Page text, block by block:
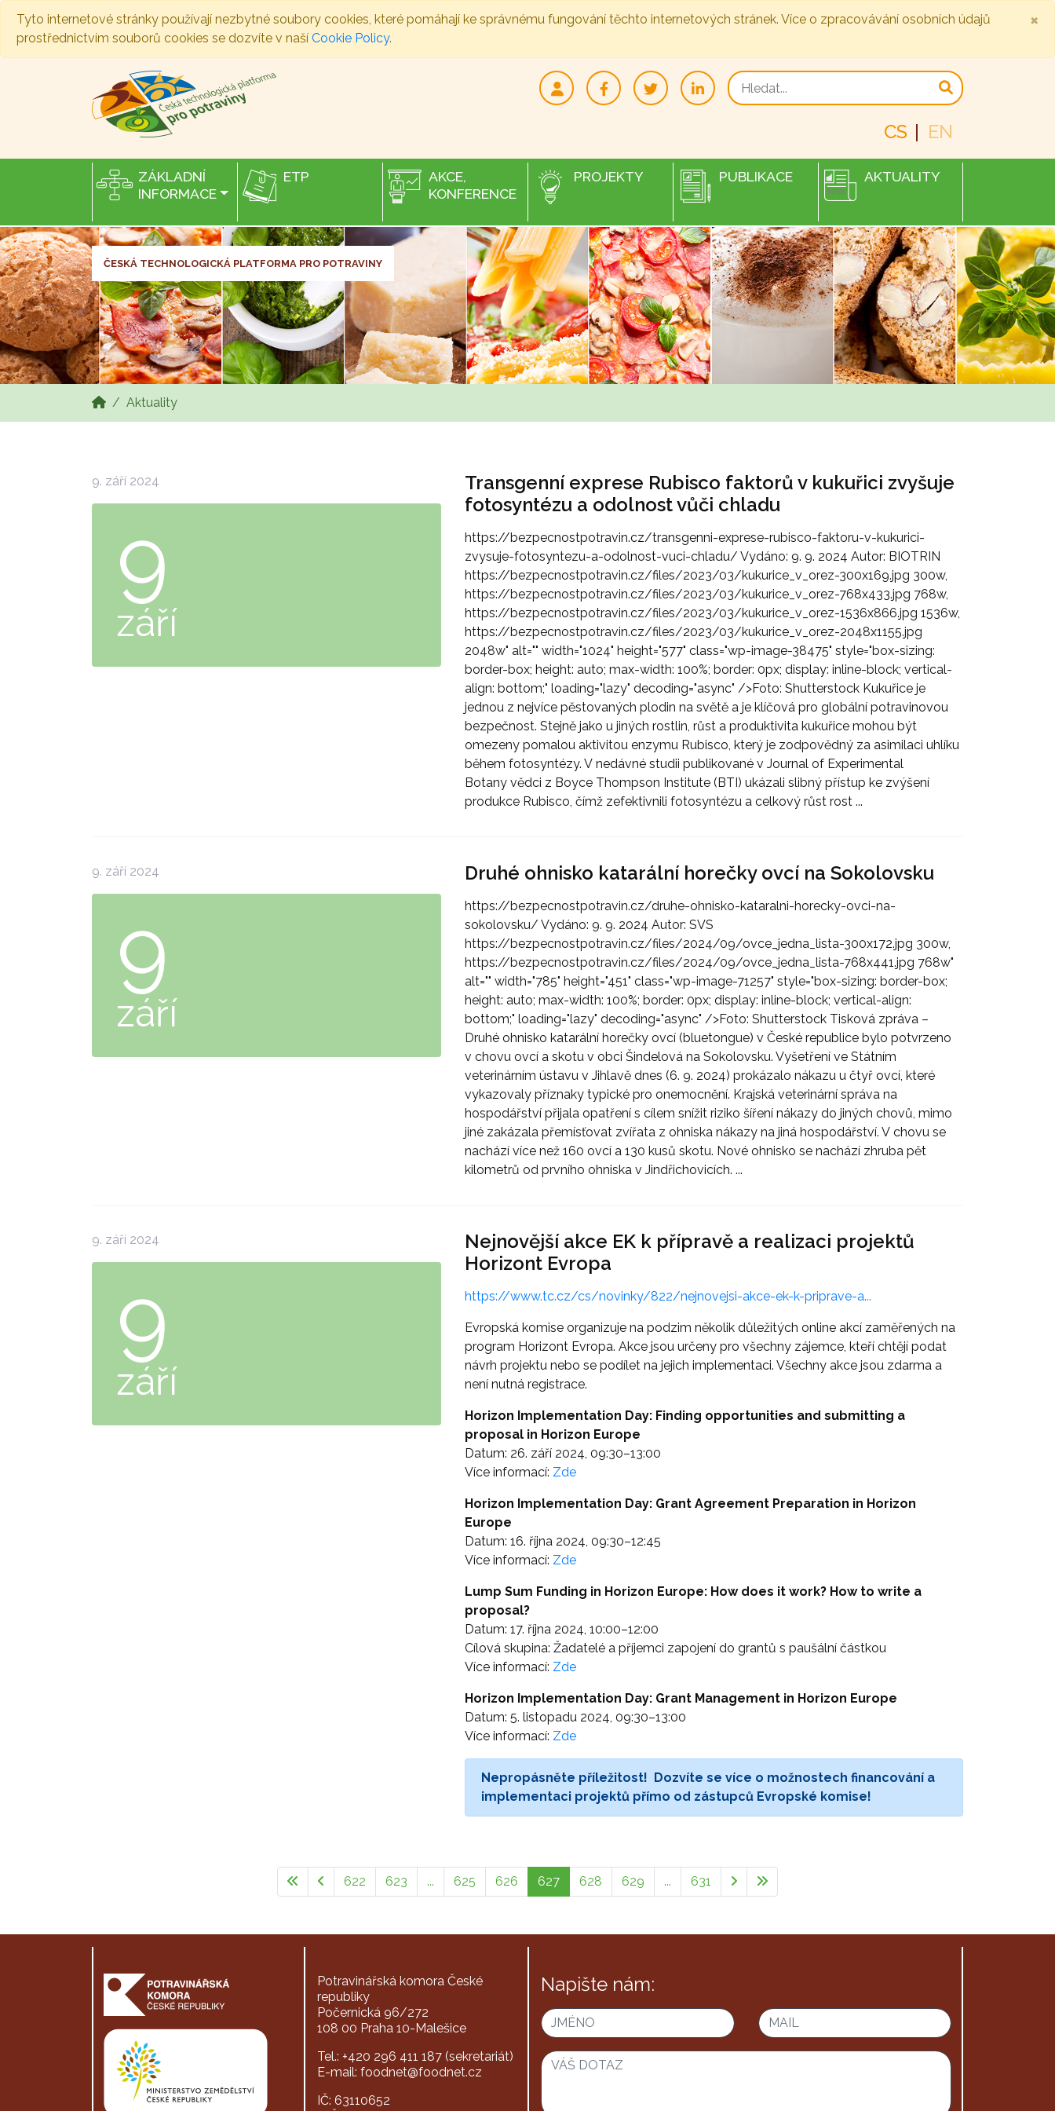
Tyto internetové stránky používají nezbytné soubory cookies, které pomáhají ke správnému fungování těchto internetových stránek. Více o zpracovávání osobních údajů
prostřednictvím souborů cookies se dozvíte v naší Cookie Policy.
×
CS EN
ZÁKLADNÍ
INFORMACE
ETP
AKCE,
KONFERENCE
PROJEKTY PUBLIKACE AKTUALITY
ČESKÁ TECHNOLOGICKÁ PLATFORMA PRO POTRAVINY
Aktuality
9. září 2024
9
září
Transgenní exprese Rubisco faktorů v kukuřici zvyšuje
fotosyntézu a odolnost vůči chladu
https://bezpecnostpotravin.cz/transgenni-exprese-rubisco-faktoru-v-kukurici-
zvysuje-fotosyntezu-a-odolnost-vuci-chladu/ Vydáno: 9. 9. 2024 Autor: BIOTRIN
https://bezpecnostpotravin.cz/files/2023/03/kukurice_v_orez-300x169.jpg 300w,
https://bezpecnostpotravin.cz/files/2023/03/kukurice_v_orez-768x433.jpg 768w,
https://bezpecnostpotravin.cz/files/2023/03/kukurice_v_orez-1536x866.jpg 1536w,
https://bezpecnostpotravin.cz/files/2023/03/kukurice_v_orez-2048x1155.jpg
2048w" alt="" width="1024" height="577" class="wp-image-38475" style="box-sizing:
border-box; height: auto; max-width: 100%; border: 0px; display: inline-block; vertical-
align: bottom;" loading="lazy" decoding="async" />Foto: Shutterstock Kukuřice je
jednou z nejvíce pěstovaných plodin na světě a je klíčová pro globální potravinovou
bezpečnost. Stejně jako u jiných rostlin, růst a produktivita kukuřice mohou být
omezeny pomalou aktivitou enzymu Rubisco, který je zodpovědný za asimilaci uhlíku
během fotosyntézy. V nedávné studii publikované v Journal of Experimental
Botany vědci z Boyce Thompson Institute (BTI) ukázali slibný přístup ke zvýšení
produkce Rubisco, čímž zefektivnili fotosyntézu a celkový růst rost ...
9. září 2024
9
září
Druhé ohnisko katarální horečky ovcí na Sokolovsku
https://bezpecnostpotravin.cz/druhe-ohnisko-kataralni-horecky-ovci-na-
sokolovsku/ Vydáno: 9. 9. 2024 Autor: SVS
https://bezpecnostpotravin.cz/files/2024/09/ovce_jedna_lista-300x172.jpg 300w,
https://bezpecnostpotravin.cz/files/2024/09/ovce_jedna_lista-768x441.jpg 768w"
alt="" width="785" height="451" class="wp-image-71257" style="box-sizing: border-box;
height: auto; max-width: 100%; border: 0px; display: inline-block; vertical-align:
bottom;" loading="lazy" decoding="async" />Foto: Shutterstock Tisková zpráva –
Druhé ohnisko katarální horečky ovcí (bluetongue) v České republice bylo potvrzeno
v chovu ovcí a skotu v obci Šindelová na Sokolovsku. Vyšetření ve Státním
veterinárním ústavu v Jihlavě dnes (6. 9. 2024) prokázalo nákazu u čtyř ovcí, které
vykazovaly příznaky typické pro onemocnění. Krajská veterinární správa na
hospodářství přijala opatření s cílem snížit riziko šíření nákazy do jiných chovů, mimo
jiné zakázala přemísťovat zvířata z ohniska nákazy na jiná hospodářství. V chovu se
nachází více než 160 ovcí a 130 kusů skotu. Nové ohnisko se nachází zhruba pět
kilometrů od prvního ohniska v Jindřichovicích. ...
9. září 2024
9
září
Nejnovější akce EK k přípravě a realizaci projektů
Horizont Evropa
https://www.tc.cz/cs/novinky/822/nejnovejsi-akce-ek-k-priprave-a...
Evropská komise organizuje na podzim několik důležitých online akcí zaměřených na
program Horizont Evropa. Akce jsou určeny pro všechny zájemce, kteří chtějí podat
návrh projektu nebo se podílet na jejich implementaci. Všechny akce jsou zdarma a
není nutná registrace.
Horizon Implementation Day: Finding opportunities and submitting a
proposal in Horizon Europe
Datum: 26. září 2024, 09:30–13:00
Více informací: Zde
Horizon Implementation Day: Grant Agreement Preparation in Horizon
Europe
Datum: 16. října 2024, 09:30–12:45
Více informací: Zde
Lump Sum Funding in Horizon Europe: How does it work? How to write a
proposal?
Datum: 17. října 2024, 10:00–12:00
Cílová skupina: Žadatelé a příjemci zapojení do grantů s paušální částkou
Více informací: Zde
Horizon Implementation Day: Grant Management in Horizon Europe
Datum: 5. listopadu 2024, 09:30–13:00
Více informací: Zde
Nepropásněte příležitost! Dozvíte se více o možnostech financování a
implementaci projektů přímo od zástupců Evropské komise!
622 623 ... 625 626 627 628 629 ... 631
Potravinářská komora České
republiky
Počernická 96/272
108 00 Praha 10-Malešice
Tel.: +420 296 411 187 (sekretariát)
E-mail: foodnet@foodnet.cz
IČ: 63110652
Napište nám: